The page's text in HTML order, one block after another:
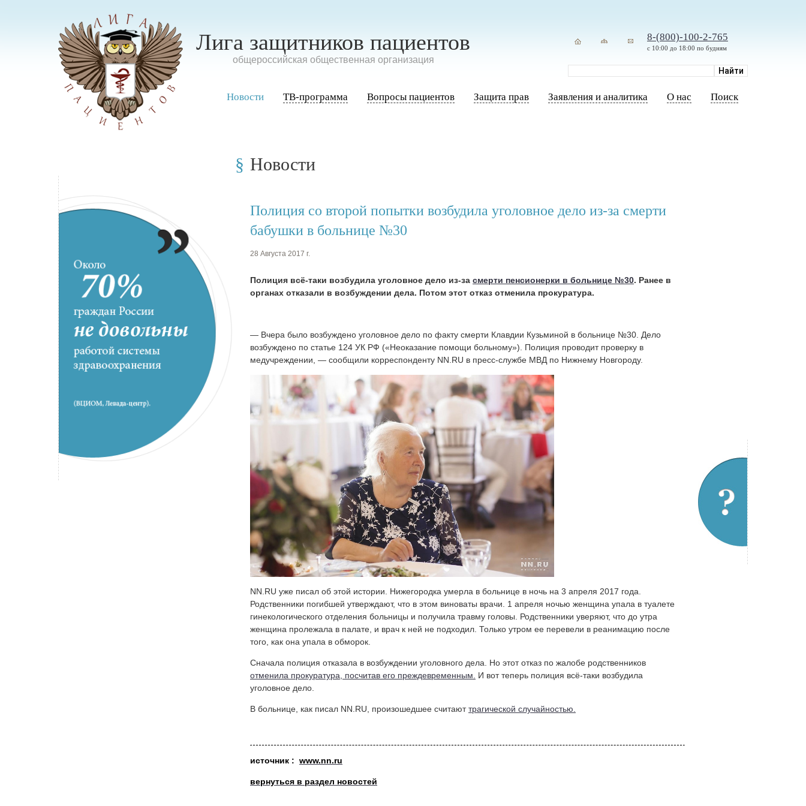
Лига защитников пациентов
oбщероссийская общественная организация
8-(800)-100-2-765
с 10:00 до 18:00 по будням
Новости ТВ-программа Вопросы пациентов Защита прав Заявления и аналитика О нас Поиск
Новости
Полиция со второй попытки возбудила уголовное дело из-за смерти
бабушки в больнице №30
28 Августа 2017 г.
Полиция всё-таки возбудила уголовное дело из-за смерти пенсионерки в больнице №30. Ранее в
органах отказали в возбуждении дела. Потом этот отказ отменила прокуратура.
— Вчера было возбуждено уголовное дело по факту смерти Клавдии Кузьминой в больнице №30. Дело
возбуждено по статье 124 УК РФ («Неоказание помощи больному»). Полиция проводит проверку в
медучреждении, — сообщили корреспонденту NN.RU в пресс-службе МВД по Нижнему Новгороду.
NN.RU уже писал об этой истории. Нижегородка умерла в больнице в ночь на 3 апреля 2017 года.
Родственники погибшей утверждают, что в этом виноваты врачи. 1 апреля ночью женщина упала в туалете
гинекологического отделения больницы и получила травму головы. Родственники уверяют, что до утра
женщина пролежала в палате, и врач к ней не подходил. Только утром ее перевели в реанимацию после
того, как она упала в обморок.
Сначала полиция отказала в возбуждении уголовного дела. Но этот отказ по жалобе родственников
отменила прокуратура, посчитав его преждевременным. И вот теперь полиция всё-таки возбудила
уголовное дело.
В больнице, как писал NN.RU, произошедшее считаюттрагической случайностью.
источник : www.nn.ru
вернуться в раздел новостей